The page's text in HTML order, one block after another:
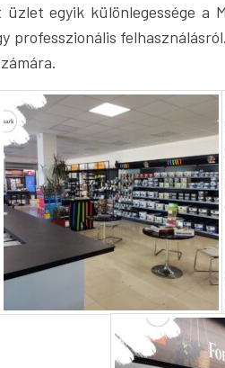
egyik különlegessége a
professzionális